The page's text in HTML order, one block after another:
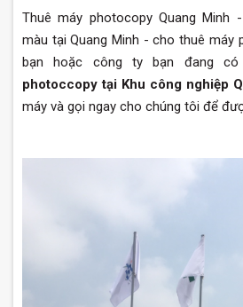
Thuê máy photocopy Quang Minh
màu tại Quang Minh - cho thuê máy
bạn hoặc công ty bạn đang
photoccopy tại Khu công nghiệp
máy và gọi ngay cho chúng tôi để